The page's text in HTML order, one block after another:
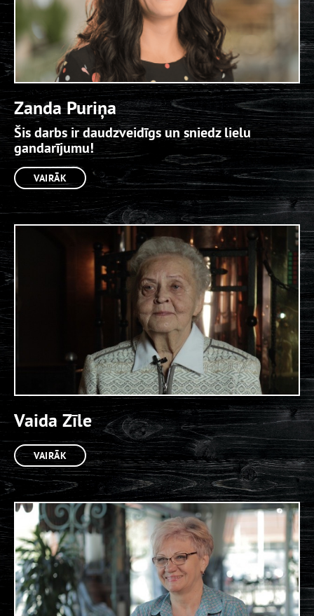
Zanda Puriņa
Šis darbs ir daudzveidīgs un sniedz lielu
gandarījumu!
VAIRĀK
Vaida Zīle
VAIRĀK